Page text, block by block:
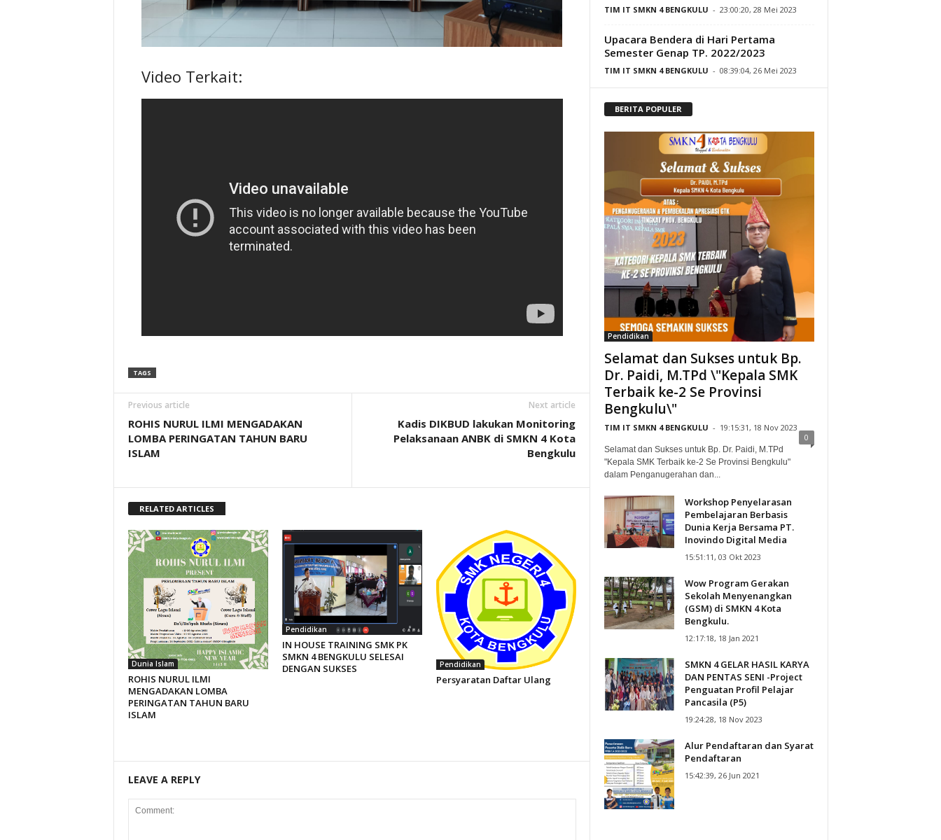
Video Terkait:
TAGS
Previous article
ROHIS NURUL ILMI MENGADAKAN
LOMBA PERINGATAN TAHUN BARU
ISLAM
Next article
Kadis DIKBUD lakukan Monitoring
Pelaksanaan ANBK di SMKN 4 Kota
Bengkulu
RELATED ARTICLES
Dunia Islam
ROHIS NURUL ILMI
MENGADAKAN LOMBA
PERINGATAN TAHUN BARU
ISLAM
Pendidikan
IN HOUSE TRAINING SMK PK
SMKN 4 BENGKULU SELESAI
DENGAN SUKSES
Pendidikan
Persyaratan Daftar Ulang
LEAVE A REPLY
TIM IT SMKN 4 BENGKULU - 23:00:20, 28 Mei 2023
Upacara Bendera di Hari Pertama
Semester Genap TP. 2022/2023
TIM IT SMKN 4 BENGKULU - 08:39:04, 26 Mei 2023
BERITA POPULER
Pendidikan
Selamat dan Sukses untuk Bp.
Dr. Paidi, M.TPd \"Kepala SMK
Terbaik ke-2 Se Provinsi
Bengkulu\"
TIM IT SMKN 4 BENGKULU - 19:15:31, 18 Nov 2023
0
Selamat dan Sukses untuk Bp. Dr. Paidi, M.TPd
"Kepala SMK Terbaik ke-2 Se Provinsi Bengkulu"
dalam Penganugerahan dan...
Workshop Penyelarasan
Pembelajaran Berbasis
Dunia Kerja Bersama PT.
Inovindo Digital Media
15:51:11, 03 Okt 2023
Wow Program Gerakan
Sekolah Menyenangkan
(GSM) di SMKN 4 Kota
Bengkulu.
12:17:18, 18 Jan 2021
SMKN 4 GELAR HASIL KARYA
DAN PENTAS SENI -Project
Penguatan Profil Pelajar
Pancasila (P5)
19:24:28, 18 Nov 2023
Alur Pendaftaran dan Syarat
Pendaftaran
15:42:39, 26 Jun 2021